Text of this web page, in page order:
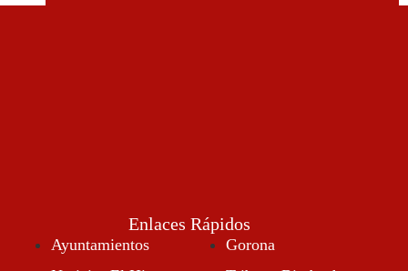
Enlaces Rápidos
Ayuntamientos
Gorona